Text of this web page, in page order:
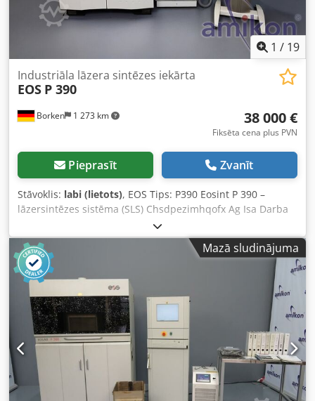
1 / 19
Borken 1 273 km
Industriāla lāzera sintēzes iekārta
EOS P 390
38 000 €
Fiksēta cena plus PVN
Pieprasīt Zvanīt
Stāvoklis: labi (lietots), EOS Tips: P390 Eosint P 390 –
lāzersintēzes sistēma (SLS) Chsdpezimhqofx Ag Isa Darba
stundas: 6735 h Pārdošanā pieejama industriāla
lāzersintēzes sistēma no EOS, modelis P 390. Piemērota
plastmasas detaļu piedevu ražošanai (SLS – Selective Laser
Sintering) rūpnieciskā mērogā. Pamata iekārta ar vadības
skapi un vadības termināli Maināms rāmis ar
būvplatformu Multibox ir tipiska EOS sistēmu piederumu
daļa pulvera apstrādei, materiāla transportam un
uzglabāšanai. Tehniskie dati: Būvtilpums: apm. 340 × 340 ×
620 mm (X × Y × Z) Minimālais kārtas biezums: 0,1 mm
(izkliede < 0,05 mm) Pulvera tvertnes ietilpība: 2 × 45 litri ar
fluidizāciju un dozatoru Sildīšana: infrasarkanais, 3,2 kW
Slāpekļa ģenerators: integrēts, tīrība > 99 % Elektriskā
Mazā sludinājuma